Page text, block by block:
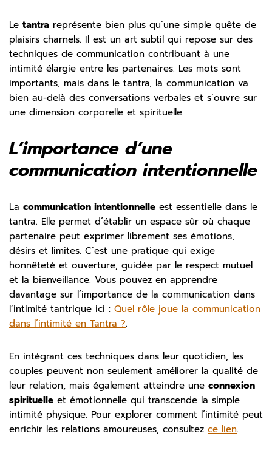
Le tantra représente bien plus qu’une simple quête de
plaisirs charnels. Il est un art subtil qui repose sur des
techniques de communication contribuant à une
intimité élargie entre les partenaires. Les mots sont
importants, mais dans le tantra, la communication va
bien au-delà des conversations verbales et s’ouvre sur
une dimension corporelle et spirituelle.
L’importance d’une
communication intentionnelle
La communication intentionnelle est essentielle dans le
tantra. Elle permet d’établir un espace sûr où chaque
partenaire peut exprimer librement ses émotions,
désirs et limites. C’est une pratique qui exige
honnêteté et ouverture, guidée par le respect mutuel
et la bienveillance. Vous pouvez en apprendre
davantage sur l’importance de la communication dans
l’intimité tantrique ici : Quel rôle joue la communication
dans l’intimité en Tantra ?.
En intégrant ces techniques dans leur quotidien, les
couples peuvent non seulement améliorer la qualité de
leur relation, mais également atteindre une connexion
spirituelle et émotionnelle qui transcende la simple
intimité physique. Pour explorer comment l’intimité peut
enrichir les relations amoureuses, consultez ce lien.